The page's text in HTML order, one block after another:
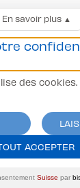
En savoir plus▲
des cookies.
ACCEPTER
Suisse par